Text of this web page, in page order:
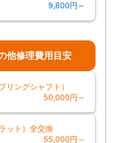
9,800円～
他修理費用目安
リングシャフト）
50,000円～
ット）全交換
55,000円～